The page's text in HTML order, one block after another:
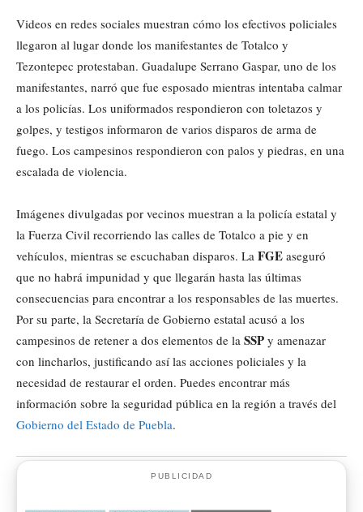
Videos en redes sociales muestran cómo los efectivos policiales
llegaron al lugar donde los manifestantes de Totalco y
Tezontepec protestaban. Guadalupe Serrano Gaspar, uno de los
manifestantes, narró que fue esposado mientras intentaba calmar
a los policías. Los uniformados respondieron con toletazos y
golpes, y testigos informaron de varios disparos de arma de
fuego. Los campesinos respondieron con palos y piedras, en una
escalada de violencia.
Imágenes divulgadas por vecinos muestran a la policía estatal y
la Fuerza Civil recorriendo las calles de Totalco a pie y en
vehículos, mientras se escuchaban disparos. La FGE aseguró
que no habrá impunidad y que llegarán hasta las últimas
consecuencias para encontrar a los responsables de las muertes.
Por su parte, la Secretaría de Gobierno estatal acusó a los
campesinos de retener a dos elementos de la SSP y amenazar
con lincharlos, justificando así las acciones policiales y la
necesidad de restaurar el orden. Puedes encontrar más
información sobre la seguridad pública en la región a través del
Gobierno del Estado de Puebla.
PUBLICIDAD